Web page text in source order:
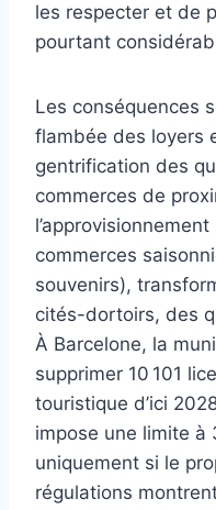
les respecter et de
pourtant
Les conséquences
flambée des loyers
gentrification des
commerces de
commerces
souvenirs),
cités-dortoirs, des
À Barcelone, la
supprimer 10 101
touristique d’ici
impose une limite à
uniquement si le
régulations